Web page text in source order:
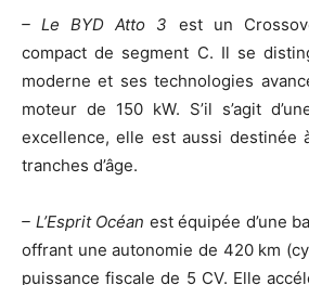
– Le BYD Atto 3 est un
compact de segment C. Il se
moderne et ses technologies
moteur de 150 kW. S’il s’agit
excellence, elle est aussi destinée
tranches d’âge.
– L’Esprit Océan est équipée d’une
offrant une autonomie de 420 km
puissance fiscale de 5 CV. Elle